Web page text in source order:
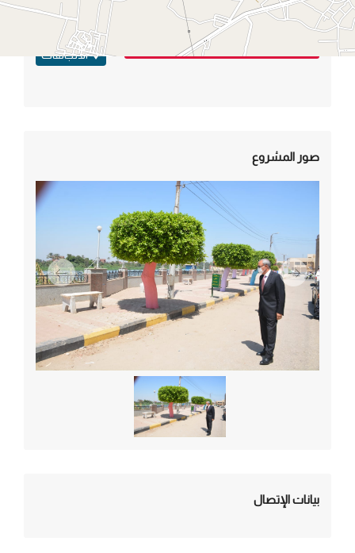
مصدر البيانات
المصدر :نقلاً من إحدى المواقع الإخبارية
الاتجاهات
صور المشروع
السابق التالي
بيانات الإتصال